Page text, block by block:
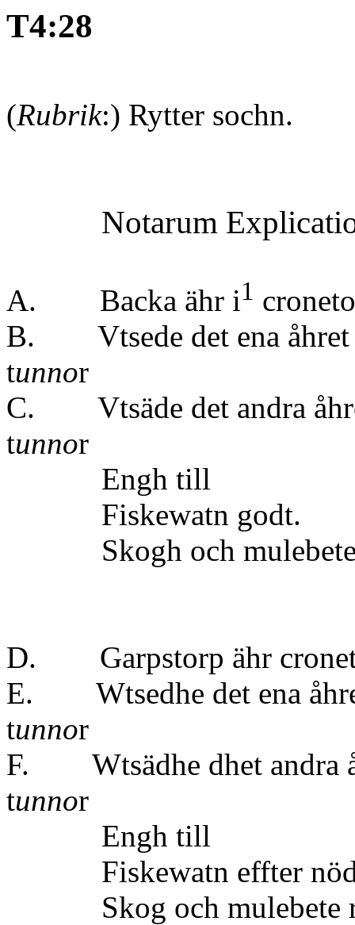
T4:28
(Rubrik:) Rytter sochn.
Notarum
A. Backa ähr i1
B. Vtsede det ena
tunnor
C. Vtsäde det andra
tunnor
Engh
Fiskewatn godt.
Skogh och mulebete
D. Garpstorp ähr
E. Wtsedhe det ena
tunnor
F. Wtsädhe dhet andra
tunnor
Fiskewatn effter
Skog och mulebete